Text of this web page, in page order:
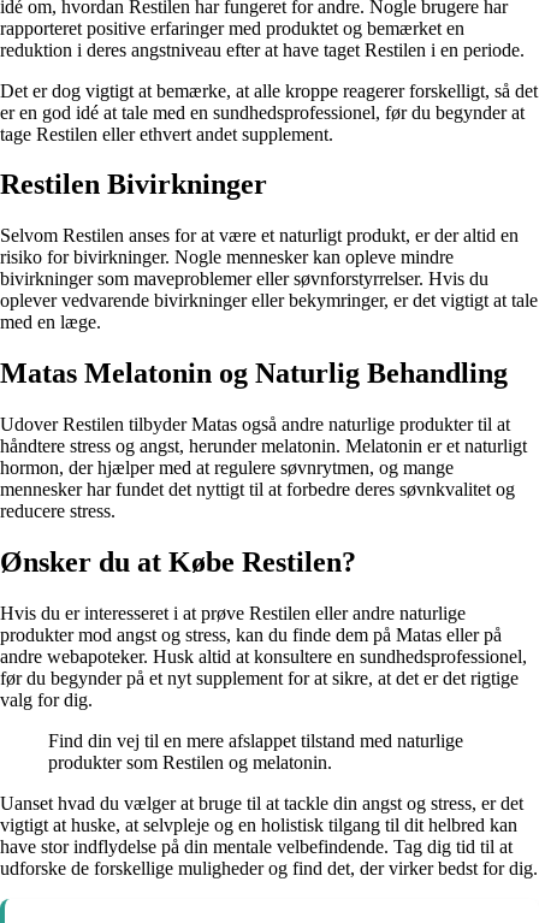
idé om, hvordan Restilen har fungeret for andre. Nogle brugere har
rapporteret positive erfaringer med produktet og bemærket en
reduktion i deres angstniveau efter at have taget Restilen i en periode.
Det er dog vigtigt at bemærke, at alle kroppe reagerer forskelligt, så det
er en god idé at tale med en sundhedsprofessionel, før du begynder at
tage Restilen eller ethvert andet supplement.
Restilen Bivirkninger
Selvom Restilen anses for at være et naturligt produkt, er der altid en
risiko for bivirkninger. Nogle mennesker kan opleve mindre
bivirkninger som maveproblemer eller søvnforstyrrelser. Hvis du
oplever vedvarende bivirkninger eller bekymringer, er det vigtigt at tale
med en læge.
Matas Melatonin og Naturlig Behandling
Udover Restilen tilbyder Matas også andre naturlige produkter til at
håndtere stress og angst, herunder melatonin. Melatonin er et naturligt
hormon, der hjælper med at regulere søvnrytmen, og mange
mennesker har fundet det nyttigt til at forbedre deres søvnkvalitet og
reducere stress.
Ønsker du at Købe Restilen?
Hvis du er interesseret i at prøve Restilen eller andre naturlige
produkter mod angst og stress, kan du finde dem på Matas eller på
andre webapoteker. Husk altid at konsultere en sundhedsprofessionel,
før du begynder på et nyt supplement for at sikre, at det er det rigtige
valg for dig.
Find din vej til en mere afslappet tilstand med naturlige
produkter som Restilen og melatonin.
Uanset hvad du vælger at bruge til at tackle din angst og stress, er det
vigtigt at huske, at selvpleje og en holistisk tilgang til dit helbred kan
have stor indflydelse på din mentale velbefindende. Tag dig tid til at
udforske de forskellige muligheder og find det, der virker bedst for dig.